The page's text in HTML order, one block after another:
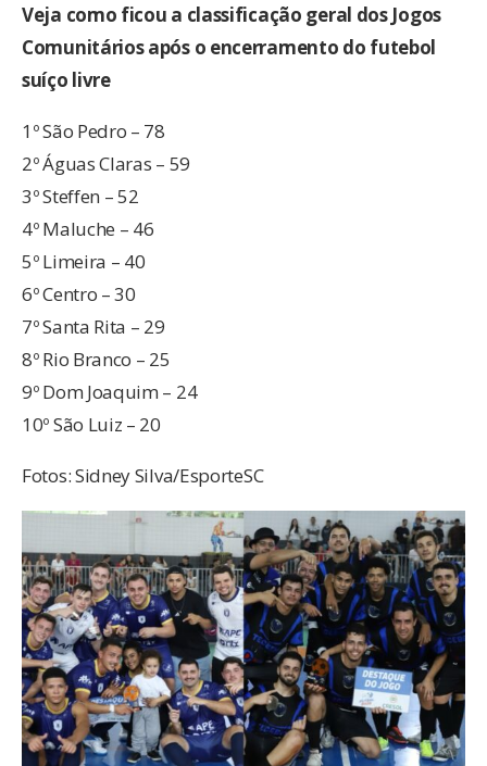
Veja como ficou a classificação geral dos Jogos
Comunitários após o encerramento do futebol
suíço livre
1º São Pedro – 78
2º Águas Claras – 59
3º Steffen – 52
4º Maluche – 46
5º Limeira – 40
6º Centro – 30
7º Santa Rita – 29
8º Rio Branco – 25
9º Dom Joaquim – 24
10º São Luiz – 20
Fotos: Sidney Silva/EsporteSC